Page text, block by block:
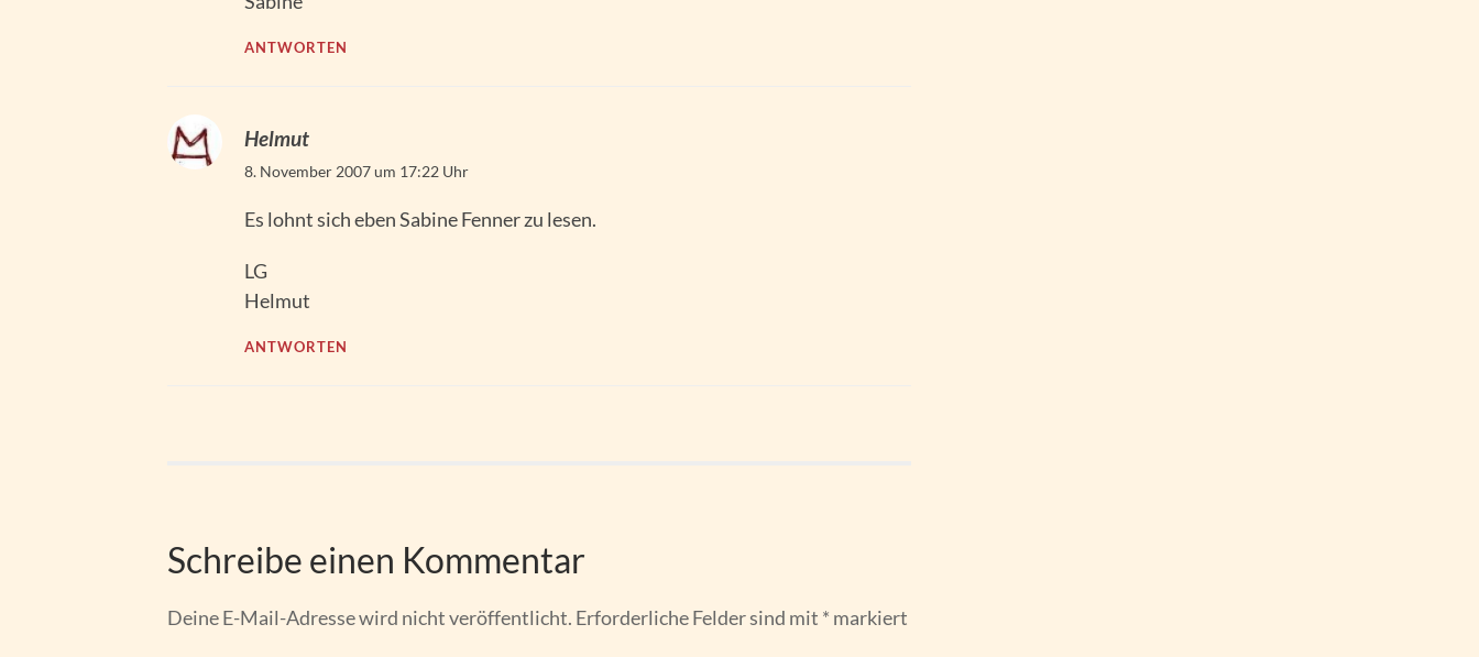
ANTWORTEN
Helmut
8. November 2007 um 17:22 Uhr
Es lohnt sich eben Sabine Fenner zu lesen.
LG
Helmut
ANTWORTEN
Schreibe einen Kommentar
Deine E-Mail-Adresse wird nicht veröffentlicht. Erforderliche Felder sind mit * markiert